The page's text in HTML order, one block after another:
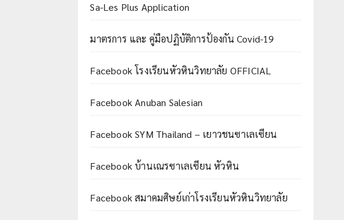
Sa-Les Plus Application
มาตรการ และ คู่มือปฏิบัติการป้องกัน Covid-19
Facebook โรงเรียนหัวหินวิทยาลัย OFFICIAL
Facebook Anuban Salesian
Facebook SYM Thailand – เยาวชนซาเลเซียน
Facebook บ้านเณรซาเลเซียน หัวหิน
Facebook สมาคมศิษย์เก่าโรงเรียนหัวหินวิทยาลัย